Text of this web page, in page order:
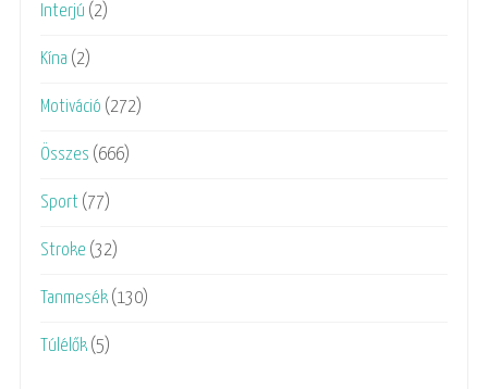
Interjú (2)
Kína (2)
Motiváció (272)
Összes (666)
Sport (77)
Stroke (32)
Tanmesék (130)
Túlélők (5)